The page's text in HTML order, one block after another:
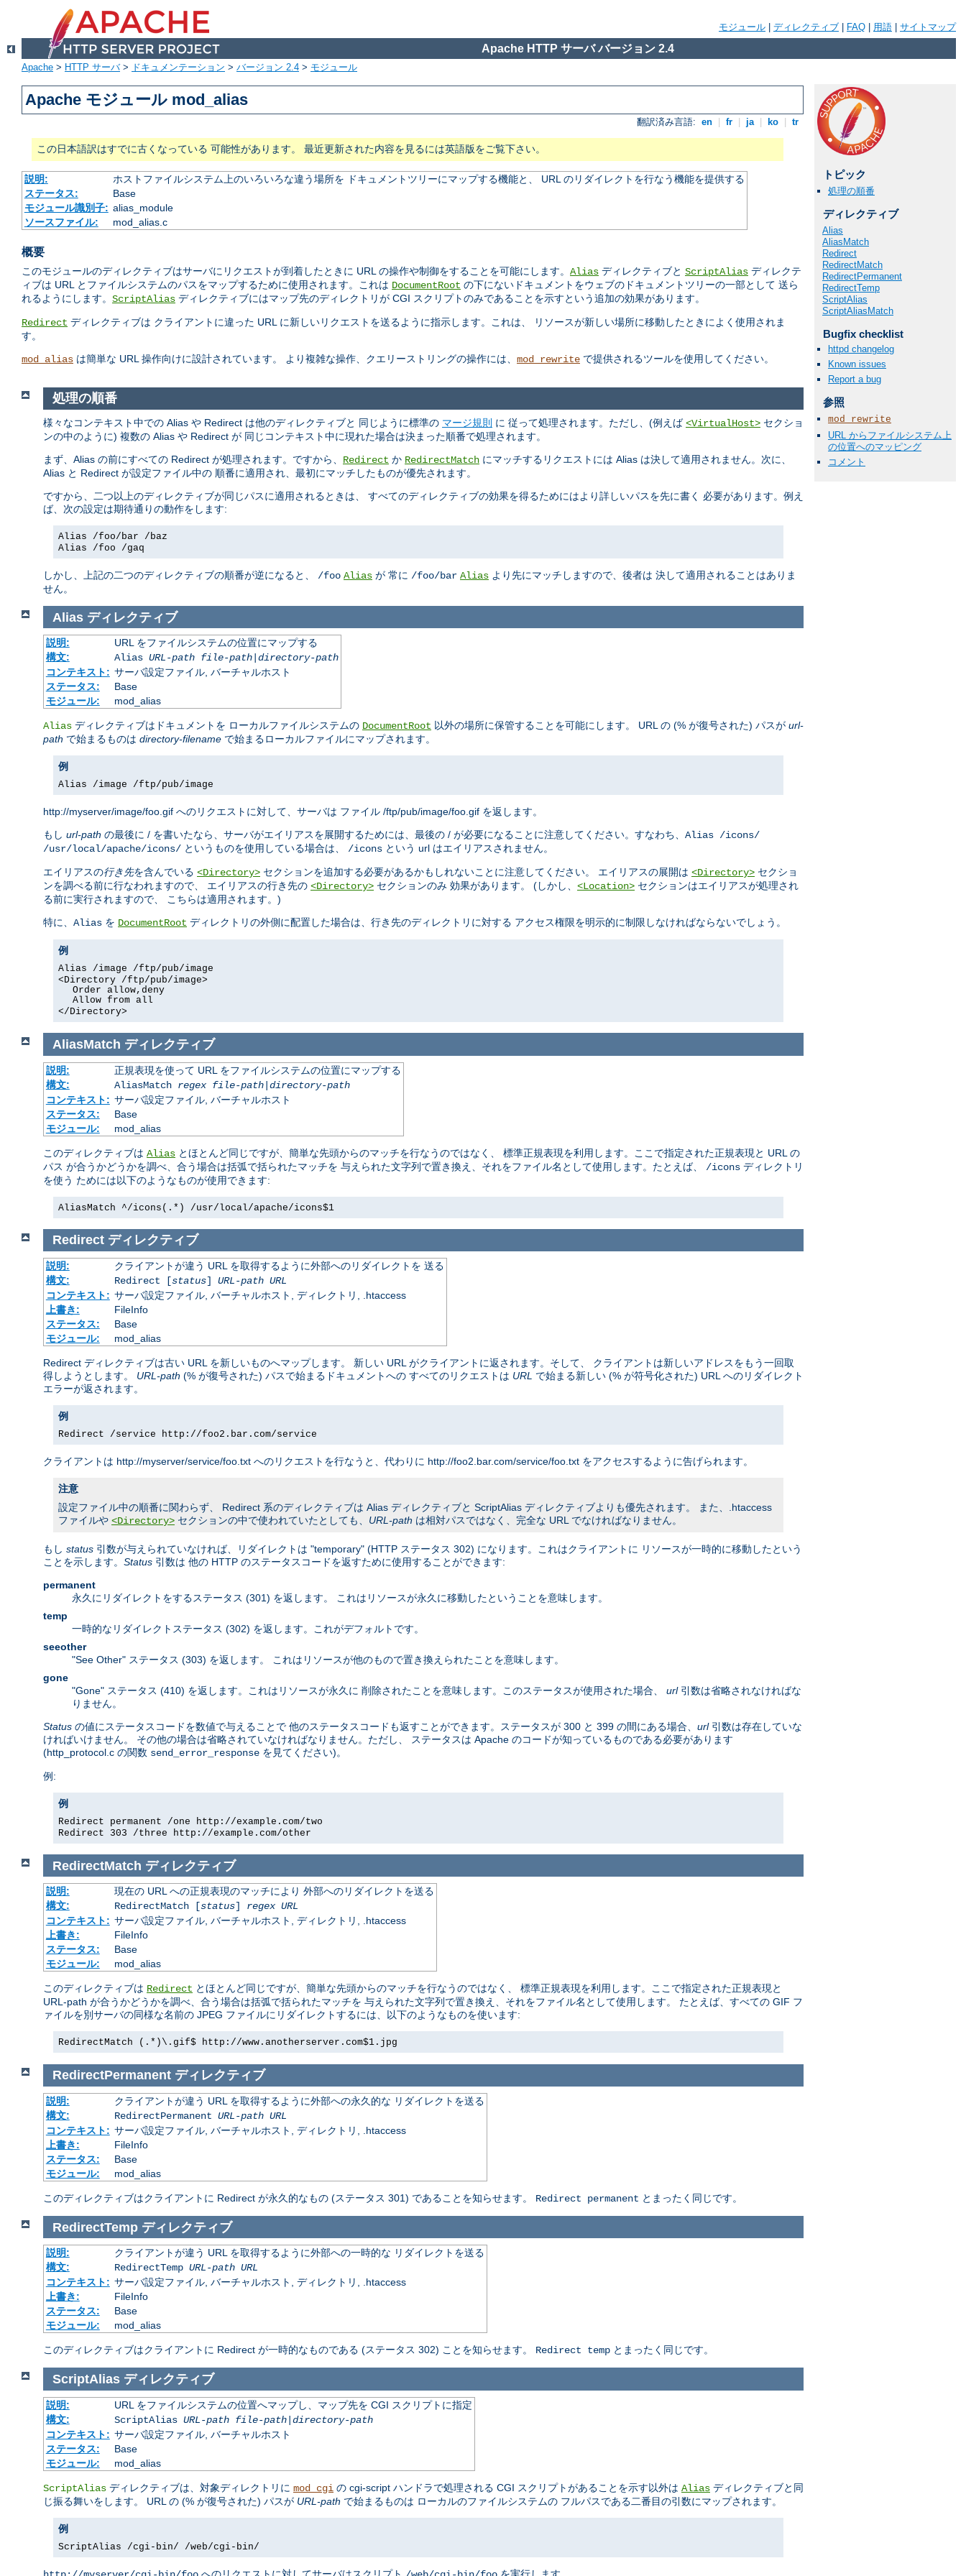
モジュール ディレクティブ FAQ 用語 サイトマップ
Apache HTTP サーバ バージョン 2.4
Apache > HTTP サーバ> ドキュメンテーション > バージョン 2.4 > モジュール
Apache モジュール mod_alias
翻訳済み言語: en fr ja ko tr
この日本語訳はすでに古くなっている 可能性があります。 最近更新された内容を見るには英語版をご覧下さい。
説明:
ホストファイルシステム上のいろいろな違う場所を ドキュメントツリーにマップする機能と、 URL のリダイレクトを行なう機能を提供する
ステータス:
Base
モジュール識別子: alias_module
ソースファイル:
mod_alias.c
概要
このモジュールのディレクティブはサーバにリクエストが到着したときに URL の操作や制御をすることを可能にします。 Alias ディレクティブと ScriptAlias ディレクテ
ィブは URL とファイルシステムのパスをマップするために使用されます。これは DocumentRoot の下にないドキュメントをウェブのドキュメントツリーの一部として 送ら
れるようにします。 ScriptAlias ディレクティブにはマップ先のディレクトリが CGI スクリプトのみであることを示すという追加の効果があります。
Redirect ディレクティブは クライアントに違った URL に新しいリクエストを送るように指示します。これは、 リソースが新しい場所に移動したときによく使用されま
す。
mod_alias は簡単な URL 操作向けに設計されています。 より複雑な操作、クエリーストリングの操作には、 mod_rewrite で提供されるツールを使用してください。
トピック
処理の順番
ディレクティブ
Alias
AliasMatch
Redirect
RedirectMatch
RedirectPermanent
RedirectTemp
ScriptAlias
ScriptAliasMatch
Bugfix checklist
httpd changelog
Known issues
Report a bug
参照
mod_rewrite
URL からファイルシステム上
の位置へのマッピング
コメント
処理の順番
様々なコンテキスト中での Alias や Redirect は他のディレクティブと 同じように標準の マージ規則 に 従って処理されます。ただし、(例えば<VirtualHost> セクショ
ンの中のように) 複数の Alias や Redirect が 同じコンテキスト中に現れた場合は決まった順番で処理されます。
まず、Alias の前にすべての Redirect が処理されます。ですから、 Redirect か RedirectMatch にマッチするリクエストには Alias は決して適用されません。次に、
Alias と Redirect が設定ファイル中の 順番に適用され、最初にマッチしたものが優先されます。
ですから、二つ以上のディレクティブが同じパスに適用されるときは、 すべてのディレクティブの効果を得るためにはより詳しいパスを先に書く 必要があります。例え
ば、次の設定は期待通りの動作をします:
Alias /foo/bar /baz
Alias /foo /gaq
しかし、上記の二つのディレクティブの順番が逆になると、 /foo Alias が 常に /foo/bar Alias より先にマッチしますので、後者は 決して適用されることはありま
せん。
Alias ディレクティブ
説明:
URL をファイルシステムの位置にマップする
構文:
Alias URL-path file-path| directory-path
コンテキスト: サーバ設定ファイル, バーチャルホスト
ステータス:
Base
モジュール:
mod_alias
Alias ディレクティブはドキュメントを ローカルファイルシステムの DocumentRoot 以外の場所に保管することを可能にします。 URL の (% が復号された) パスが url-
path で始まるものは directory-filename で始まるローカルファイルにマップされます。
例
Alias /image /ftp/pub/image
http://myserver/image/foo.gif へのリクエストに対して、サーバは ファイル /ftp/pub/image/foo.gif を返します。
もし url-path の最後に / を書いたなら、サーバがエイリアスを展開するためには、最後の / が必要になることに注意してください。すなわち、 Alias /icons/
/usr/local/apache/icons/ というものを使用している場合は、 /icons という url はエイリアスされません。
エイリアスの行き先を含んでいる <Directory> セクションを追加する必要があるかもしれないことに注意してください。 エイリアスの展開は <Directory> セクショ
ンを調べる前に行なわれますので、 エイリアスの行き先の <Directory> セクションのみ 効果があります。 (しかし、 <Location> セクションはエイリアスが処理され
る前に実行されますので、 こちらは適用されます。)
特に、 Alias を DocumentRoot ディレクトリの外側に配置した場合は、行き先のディレクトリに対する アクセス権限を明示的に制限しなければならないでしょう。
例
Alias /image /ftp/pub/image
<Directory /ftp/pub/image>
Order allow,deny
Allow from all
</Directory>
AliasMatch ディレクティブ
説明:
正規表現を使って URL をファイルシステムの位置にマップする
構文:
AliasMatch regex file-path| directory-path
コンテキスト: サーバ設定ファイル, バーチャルホスト
ステータス:
Base
モジュール:
mod_alias
このディレクティブは Alias とほとんど同じですが、簡単な先頭からのマッチを行なうのではなく、 標準正規表現を利用します。ここで指定された正規表現と URL の
パス が合うかどうかを調べ、合う場合は括弧で括られたマッチを 与えられた文字列で置き換え、それをファイル名として使用します。たとえば、 /icons ディレクトリ
を使う ためには以下のようなものが使用できます:
AliasMatch ^/icons(.*) /usr/local/apache/icons$1
Redirect ディレクティブ
説明:
クライアントが違う URL を取得するように外部へのリダイレクトを 送る
構文:
Redirect [status] URL-path URL
コンテキスト: サーバ設定ファイル, バーチャルホスト, ディレクトリ, .htaccess
上書き:
FileInfo
ステータス:
Base
モジュール:
mod_alias
Redirect ディレクティブは古い URL を新しいものへマップします。 新しい URL がクライアントに返されます。そして、 クライアントは新しいアドレスをもう一回取
得しようとします。 URL-path (% が復号された) パスで始まるドキュメントへの すべてのリクエストは URL で始まる新しい (% が符号化された) URL へのリダイレクト
エラーが返されます。
例
Redirect /service http://foo2.bar.com/service
クライアントは http://myserver/service/foo.txt へのリクエストを行なうと、代わりに http://foo2.bar.com/service/foo.txt をアクセスするように告げられます。
注意
設定ファイル中の順番に関わらず、 Redirect 系のディレクティブは Alias ディレクティブと ScriptAlias ディレクティブよりも優先されます。 また、.htaccess
ファイルや <Directory> セクションの中で使われていたとしても、 URL-path は相対パスではなく、完全な URL でなければなりません。
もし status 引数が与えられていなければ、リダイレクトは "temporary" (HTTP ステータス 302) になります。これはクライアントに リソースが一時的に移動したという
ことを示します。 Status 引数は 他の HTTP のステータスコードを返すために使用することができます:
permanent
永久にリダイレクトをするステータス (301) を返します。 これはリソースが永久に移動したということを意味します。
temp
一時的なリダイレクトステータス (302) を返します。これがデフォルトです。
seeother
"See Other" ステータス (303) を返します。 これはリソースが他のもので置き換えられたことを意味します。
gone
"Gone" ステータス (410) を返します。これはリソースが永久に 削除されたことを意味します。このステータスが使用された場合、 url引数は省略されなければな
りません。
Status の値にステータスコードを数値で与えることで 他のステータスコードも返すことができます。ステータスが 300 と 399 の間にある場合、 url引数は存在していな
ければいけません。 その他の場合は省略されていなければなりません。ただし、 ステータスは Apache のコードが知っているものである必要があります
(http_protocol.c の関数 send_error_response を見てください)。
例:
例
Redirect permanent /one http://example.com/two
Redirect 303 /three http://example.com/other
RedirectMatch ディレクティブ
説明:
現在の URL への正規表現のマッチにより 外部へのリダイレクトを送る
構文:
RedirectMatch [status] regex URL
コンテキスト: サーバ設定ファイル, バーチャルホスト, ディレクトリ, .htaccess
上書き:
FileInfo
ステータス:
Base
モジュール:
mod_alias
このディレクティブは Redirect とほとんど同じですが、簡単な先頭からのマッチを行なうのではなく、 標準正規表現を利用します。ここで指定された正規表現と
URL-path が合うかどうかを調べ、合う場合は括弧で括られたマッチを 与えられた文字列で置き換え、それをファイル名として使用します。 たとえば、すべての GIF フ
ァイルを別サーバの同様な名前の JPEG ファイルにリダイレクトするには、以下のようなものを使います:
RedirectMatch (.*)\.gif$ http://www.anotherserver.com$1.jpg
RedirectPermanent ディレクティブ
説明:
クライアントが違う URL を取得するように外部への永久的な リダイレクトを送る
構文:
RedirectPermanent URL-path URL
コンテキスト: サーバ設定ファイル, バーチャルホスト, ディレクトリ, .htaccess
上書き:
FileInfo
ステータス:
Base
モジュール:
mod_alias
このディレクティブはクライアントに Redirect が永久的なもの (ステータス 301) であることを知らせます。 Redirect permanent とまったく同じです。
RedirectTemp ディレクティブ
説明:
クライアントが違う URL を取得するように外部への一時的な リダイレクトを送る
構文:
RedirectTemp URL-path URL
コンテキスト: サーバ設定ファイル, バーチャルホスト, ディレクトリ, .htaccess
上書き:
FileInfo
ステータス:
Base
モジュール:
mod_alias
このディレクティブはクライアントに Redirect が一時的なものである (ステータス 302) ことを知らせます。 Redirect temp とまったく同じです。
ScriptAlias ディレクティブ
説明:
URL をファイルシステムの位置へマップし、マップ先を CGI スクリプトに指定
構文:
ScriptAlias URL-path file-path|directory-path
コンテキスト: サーバ設定ファイル, バーチャルホスト
ステータス:
Base
モジュール:
mod_alias
ScriptAlias ディレクティブは、対象ディレクトリに mod_cgi の cgi-script ハンドラで処理される CGI スクリプトがあることを示す以外は Alias ディレクティブと同
じ振る舞いをします。 URL の (% が復号された) パスが URL-path で始まるものは ローカルのファイルシステムの フルパスである二番目の引数にマップされます。
例
ScriptAlias /cgi-bin/ /web/cgi-bin/
へのリクエストに対してサーバはスクリプト を実行します。